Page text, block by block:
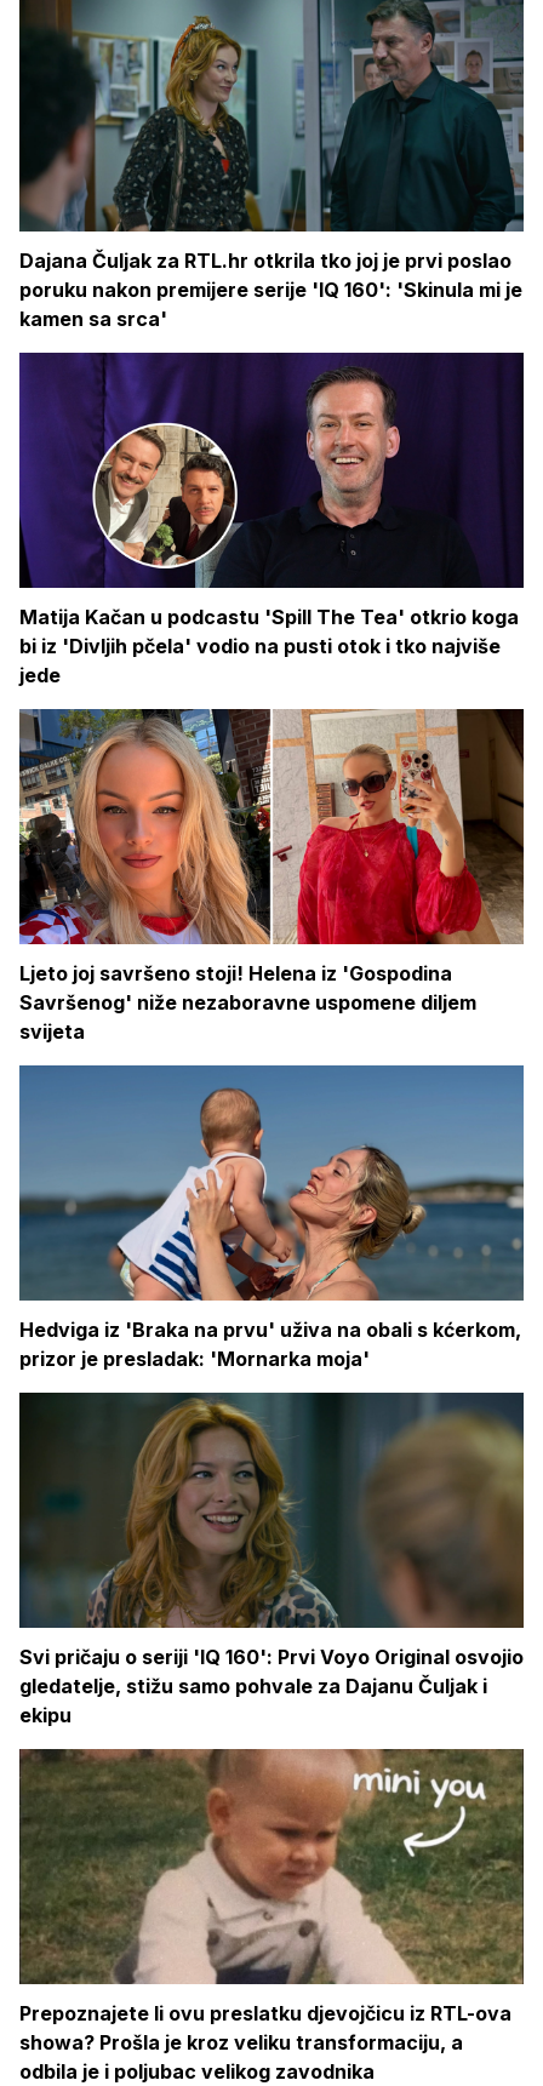
Dajana Čuljak za RTL.hr otkrila tko joj je prvi poslao
poruku nakon premijere serije 'IQ 160': 'Skinula mi je
kamen sa srca'
Matija Kačan u podcastu 'Spill The Tea' otkrio koga
bi iz 'Divljih pčela' vodio na pusti otok i tko najviše
jede
Ljeto joj savršeno stoji! Helena iz 'Gospodina
Savršenog' niže nezaboravne uspomene diljem
svijeta
Hedviga iz 'Braka na prvu' uživa na obali s kćerkom,
prizor je presladak: 'Mornarka moja'
Svi pričaju o seriji 'IQ 160': Prvi Voyo Original osvojio
gledatelje, stižu samo pohvale za Dajanu Čuljak i
ekipu
Prepoznajete li ovu preslatku djevojčicu iz RTL-ova
showa? Prošla je kroz veliku transformaciju, a
odbila je i poljubac velikog zavodnika